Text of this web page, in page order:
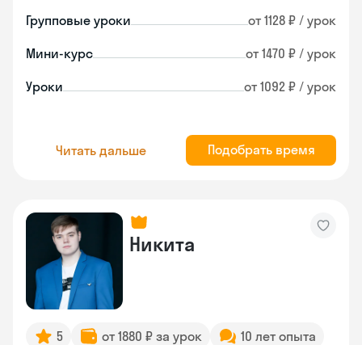
Групповые уроки от 1128 ₽ / урок
Мини-курс от 1470 ₽ / урок
Уроки от 1092 ₽ / урок
Читать дальше Подобрать время
Никита
5 от 1880 ₽ за урок 10 лет опыта